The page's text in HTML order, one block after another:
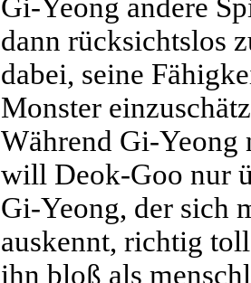
Gi-Yeong andere
dann rücksichtslos
dabei, seine
Monster
Während Gi-
will Deok-Goo nur
Gi-Yeong, der sich
auskennt, richtig
ihn bloß als